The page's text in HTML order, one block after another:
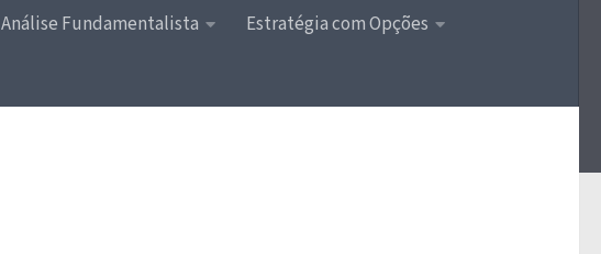
Análise Fundamentalista Estratégia com Opções